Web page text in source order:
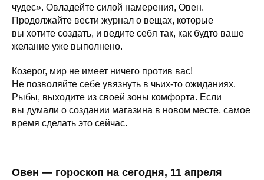
чудес». Овладейте силой намерения, Овен.
Продолжайте вести журнал о вещах, которые
вы хотите создать, и ведите себя так, как будто ваше
желание уже выполнено.
Козерог, мир не имеет ничего против вас!
Не позволяйте себе увязнуть в чьих-то ожиданиях.
Рыбы, выходите из своей зоны комфорта. Если
вы думали о создании магазина в новом месте, самое
время сделать это сейчас.
Овен — гороскоп на сегодня, 11 апреля